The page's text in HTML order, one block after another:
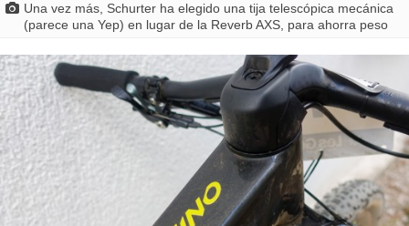
Una vez más, Schurter ha elegido una tija telescópica mecánica
(parece una Yep) en lugar de la Reverb AXS, para ahorra peso